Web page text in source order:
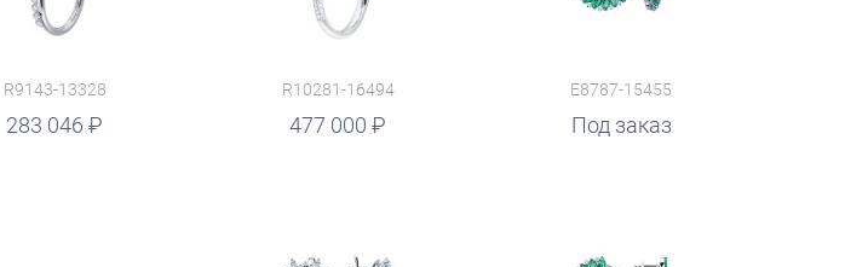
R9143-13328
283 046
R10281-16494
477 000
руб.
E8787-15455
Под заказ